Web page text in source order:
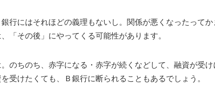
行にはそれほどの義理もないし。関係が悪くなったって
「その後」にやってくる可能性があります。
のちのち、赤字になる・赤字が続くなどして、融資が受
受けたくても、Ｂ銀行に断られることもあるでしょう。